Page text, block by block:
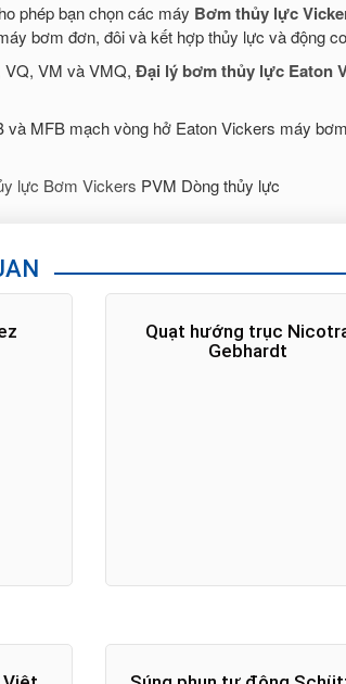
phép bạn chọn các máy Bơm thủy lực
bơm đơn, đôi và kết hợp thủy lực và động
VQ, VM và VMQ, Đại lý bơm thủy lực Eaton
và MFB mạch vòng hở Eaton Vickers máy
lực Bơm Vickers PVM Dòng thủy lực
Quạt hướng trục
Gebhardt